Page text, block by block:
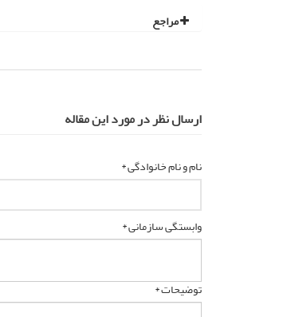
مراجع
ارسال نظر در مورد این مقاله
نام و نام خانوادگی *
وابستگی سازمانی *
توضیحات *